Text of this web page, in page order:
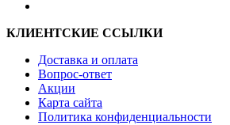
КЛИЕНТСКИЕ ССЫЛКИ
Доставка и оплата
Вопрос-ответ
Акции
Карта сайта
Политика конфиденциальности